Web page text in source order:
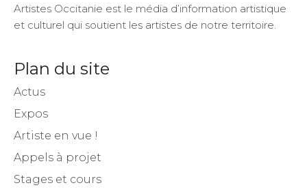
Artistes Occitanie est le média d’information artistique
et culturel qui soutient les artistes de notre territoire.
Plan du site
Actus
Expos
Artiste en vue !
Appels à projet
Stages et cours